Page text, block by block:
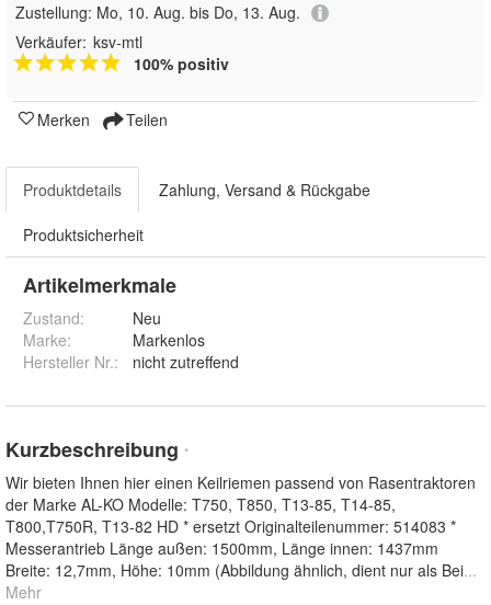
Zustellung: Mo, 10. Aug. bis Do, 13. Aug.
Verkäufer: ksv-mtl
100% positiv
Merken Teilen
Produktdetails Zahlung, Versand & Rückgabe
Produktsicherheit
Artikelmerkmale
Zustand:
Neu
Marke:
Markenlos
Hersteller Nr.:
nicht zutreffend
Kurzbeschreibung *
Wir bieten Ihnen hier einen Keilriemen passend von Rasentraktoren
der Marke AL-KO Modelle: T750, T850, T13-85, T14-85,
T800,T750R, T13-82 HD * ersetzt Originalteilenummer: 514083 *
Messerantrieb Länge außen: 1500mm, Länge innen: 1437mm
Breite: 12,7mm, Höhe: 10mm (Abbildung ähnlich, dient nur als Bei...
Mehr